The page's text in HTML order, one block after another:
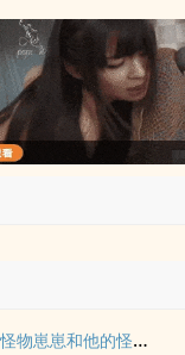
怪物崽崽和他的怪物监护人